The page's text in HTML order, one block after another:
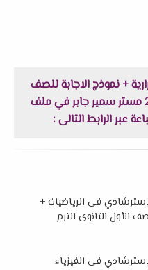
+ نموذج الاجابة للصف
الاول الثانوى الترم الثانى 2023 مستر سمير جابر في ملف
فى الرياضيات +
الأول الثانوى الترم
فى الفيزياء